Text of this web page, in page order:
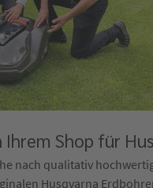
Shop für
nach qualitativ
Husqvarna